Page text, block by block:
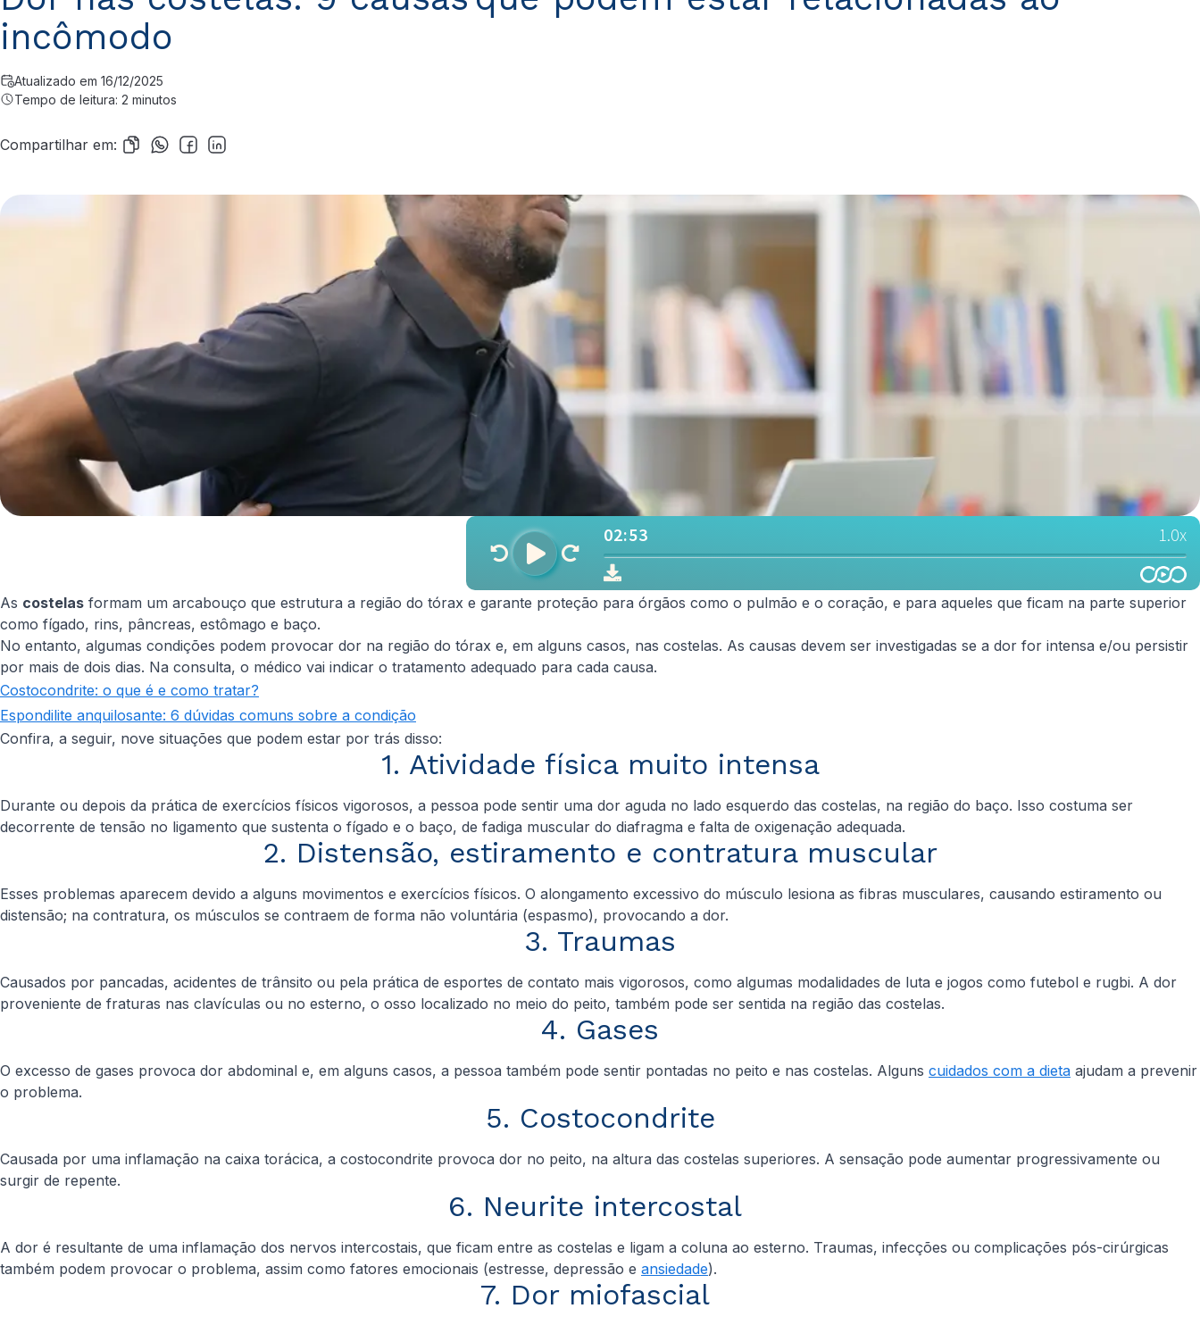
incômodo
Atualizado em 16/12/2025
Tempo de leitura: 2 minutos
Compartilhar em:
As costelas formam um arcabouço que estrutura a região do tórax e garante proteção para órgãos como o pulmão e o coração, e para aqueles que ficam na parte superior
como fígado, rins, pâncreas, estômago e baço.
No entanto, algumas condições podem provocar dor na região do tórax e, em alguns casos, nas costelas. As causas devem ser investigadas se a dor for intensa e/ou persistir
por mais de dois dias. Na consulta, o médico vai indicar o tratamento adequado para cada causa.
Costocondrite: o que é e como tratar?
Espondilite anquilosante: 6 dúvidas comuns sobre a condição
Confira, a seguir, nove situações que podem estar por trás disso:
1. Atividade física muito intensa
Durante ou depois da prática de exercícios físicos vigorosos, a pessoa pode sentir uma dor aguda no lado esquerdo das costelas, na região do baço. Isso costuma ser
decorrente de tensão no ligamento que sustenta o fígado e o baço, de fadiga muscular do diafragma e falta de oxigenação adequada.
2. Distensão, estiramento e contratura muscular
Esses problemas aparecem devido a alguns movimentos e exercícios físicos. O alongamento excessivo do músculo lesiona as fibras musculares, causando estiramento ou
distensão; na contratura, os músculos se contraem de forma não voluntária (espasmo), provocando a dor.
3. Traumas
Causados por pancadas, acidentes de trânsito ou pela prática de esportes de contato mais vigorosos, como algumas modalidades de luta e jogos como futebol e rugbi. A dor
proveniente de fraturas nas clavículas ou no esterno, o osso localizado no meio do peito, também pode ser sentida na região das costelas.
4. Gases
O excesso de gases provoca dor abdominal e, em alguns casos, a pessoa também pode sentir pontadas no peito e nas costelas. Alguns cuidados com a dieta ajudam a prevenir
o problema.
5. Costocondrite
Causada por uma inflamação na caixa torácica, a costocondrite provoca dor no peito, na altura das costelas superiores. A sensação pode aumentar progressivamente ou
surgir de repente.
6. Neurite intercostal
A dor é resultante de uma inflamação dos nervos intercostais, que ficam entre as costelas e ligam a coluna ao esterno. Traumas, infecções ou complicações pós-cirúrgicas
também podem provocar o problema, assim como fatores emocionais (estresse, depressão e ansiedade).
7. Dor miofascial